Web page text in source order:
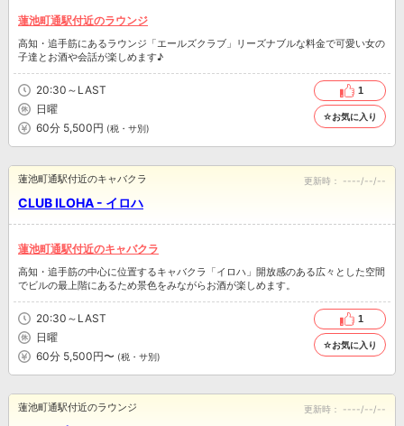
蓮池町通駅付近のラウンジ
高知・追手筋にあるラウンジ「エールズクラブ」リーズナブルな料金で可愛い女の
子達とお酒や会話が楽しめます♪
20:30～LAST
日曜
60分 5,500円 (税・サ別)
1
☆お気に入り
CLUB ILOHA - イロハ
蓮池町通駅付近のキャバクラ 更新時： ----/--/--
蓮池町通駅付近のキャバクラ
高知・追手筋の中心に位置するキャバクラ「イロハ」開放感のある広々とした空間
でビルの最上階にあるため景色をみながらお酒が楽しめます。
20:30～LAST
日曜
60分 5,500円〜 (税・サ別)
1
☆お気に入り
蓮池町通駅付近のラウンジ 更新時： ----/--/--